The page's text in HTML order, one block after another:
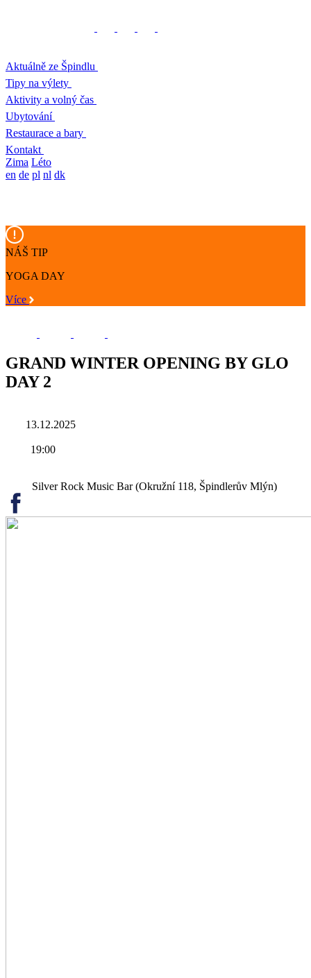
Aktuálně ze Špindlu
Tipy na výlety
Aktivity a volný čas
Ubytování
Restaurace a bary
Kontakt
Zima Léto
en de pl nl dk
NÁŠ TIP
YOGA DAY
Více
GRAND WINTER OPENING BY GLO
DAY 2
13.12.2025
19:00
Silver Rock Music Bar (Okružní 118, Špindlerův Mlýn)